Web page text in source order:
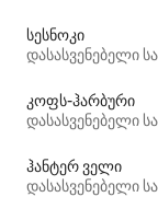
სესნოკი
კოფს-ჰარბური
ჰანტერ ველი